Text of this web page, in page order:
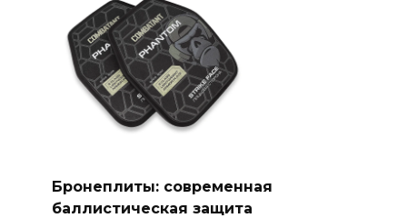
Бронеплиты: современная
баллистическая защита